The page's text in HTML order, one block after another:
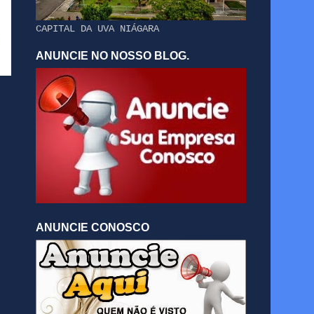
CAPITAL DA UVA NIÁGARA
ANUNCIE NO NOSSO BLOG.
ANUNCIE CONOSCO